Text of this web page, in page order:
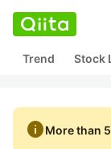
Trend Stock
infoMore than